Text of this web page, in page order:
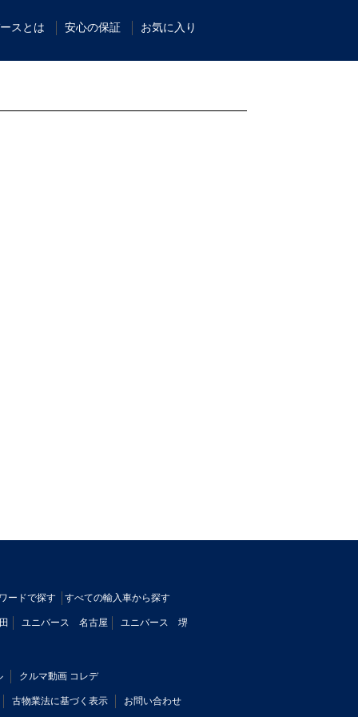
スとは 安心の保証 お気に入り
ードで探す すべての輸入車から探す
ユニバース 名古屋 ユニバース 堺
クルマ動画 コレデ
古物業法に基づく表示 お問い合わせ